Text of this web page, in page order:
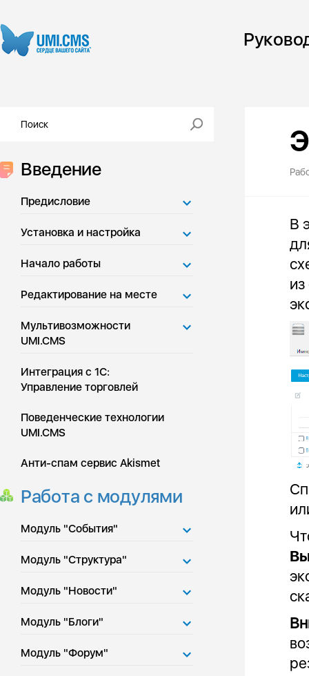
Введение
Предисловие
Установка и настройка
Начало работы
Редактирование на месте
Мультивозможности
UMI.CMS
Интеграция с 1С:
Управление торговлей
Поведенческие технологии
UMI.CMS
Анти-спам сервис Akismet
Работа с модулями
Модуль "События"
Модуль "Структура"
Модуль "Новости"
Модуль "Блоги"
Модуль "Форум"
В